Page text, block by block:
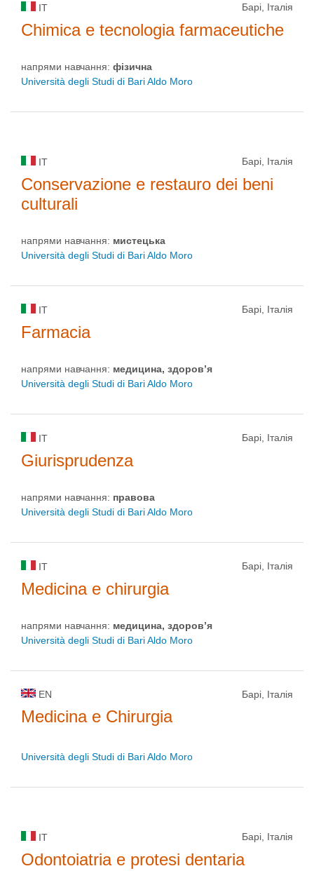
IT Барі, Італія
Chimica e tecnologia farmaceutiche
напрями навчання: фізична
Università degli Studi di Bari Aldo Moro
IT Барі, Італія
Conservazione e restauro dei beni
culturali
напрями навчання: мистецькa
Università degli Studi di Bari Aldo Moro
IT Барі, Італія
Farmacia
напрями навчання: медицина, здоров’я
Università degli Studi di Bari Aldo Moro
IT Барі, Італія
Giurisprudenza
напрями навчання: правовa
Università degli Studi di Bari Aldo Moro
IT Барі, Італія
Medicina e chirurgia
напрями навчання: медицина, здоров’я
Università degli Studi di Bari Aldo Moro
EN Барі, Італія
Medicina e Chirurgia
Università degli Studi di Bari Aldo Moro
IT Барі, Італія
Odontoiatria e protesi dentaria